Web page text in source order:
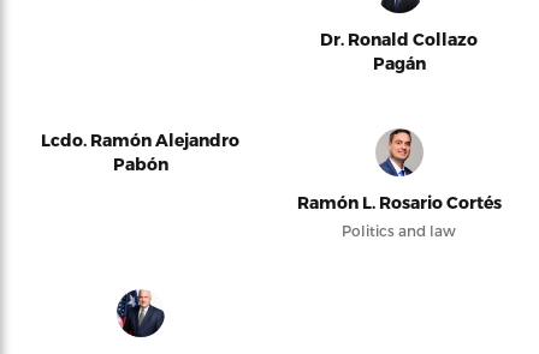
Dr. Ronald Collazo
Pagán
Lcdo. Ramón Alejandro
Pabón
Ramón L. Rosario Cortés
Politics and law